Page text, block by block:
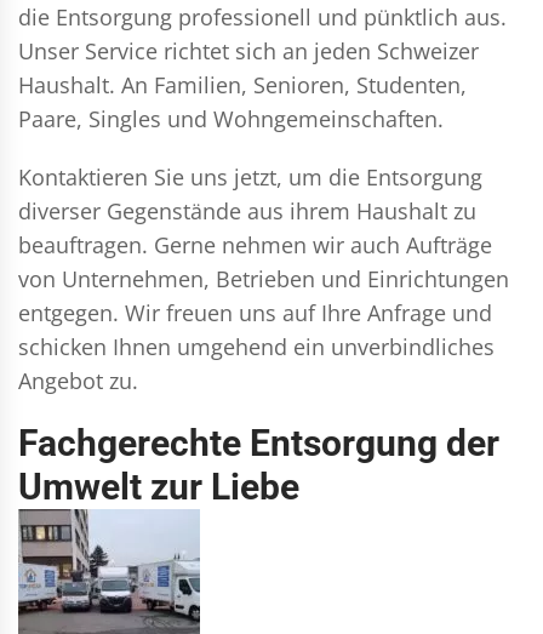
die Entsorgung professionell und pünktlich aus.
Unser Service richtet sich an jeden Schweizer
Haushalt. An Familien, Senioren, Studenten,
Paare, Singles und Wohngemeinschaften.
Kontaktieren Sie uns jetzt, um die Entsorgung
diverser Gegenstände aus ihrem Haushalt zu
beauftragen. Gerne nehmen wir auch Aufträge
von Unternehmen, Betrieben und Einrichtungen
entgegen. Wir freuen uns auf Ihre Anfrage und
schicken Ihnen umgehend ein unverbindliches
Angebot zu.
Fachgerechte Entsorgung der
Umwelt zur Liebe